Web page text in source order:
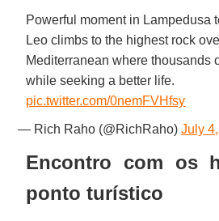
Powerful moment in Lampedusa
Leo climbs to the highest rock
Mediterranean where thousands
while seeking a better life.
pic.twitter.com/0nemFVHfsy
— Rich Raho (@RichRaho)July
Encontro com os
ponto turístico